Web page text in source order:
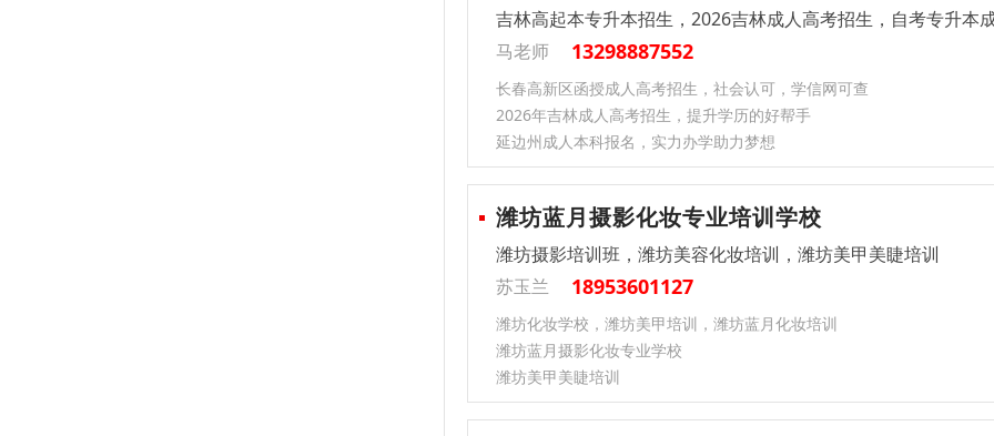
吉林高起本专升本招生，2026吉林成人高考招生，自考专升本
马老师
13298887552
长春高新区函授成人高考招生，社会认可，学信网可查
2026年吉林成人高考招生，提升学历的好帮手
延边州成人本科报名，实力办学助力梦想
潍坊蓝月摄影化妆专业培训学校
潍坊摄影培训班，潍坊美容化妆培训，潍坊美甲美睫培训
苏玉兰
18953601127
潍坊化妆学校，潍坊美甲培训，潍坊蓝月化妆培训
潍坊蓝月摄影化妆专业学校
潍坊美甲美睫培训